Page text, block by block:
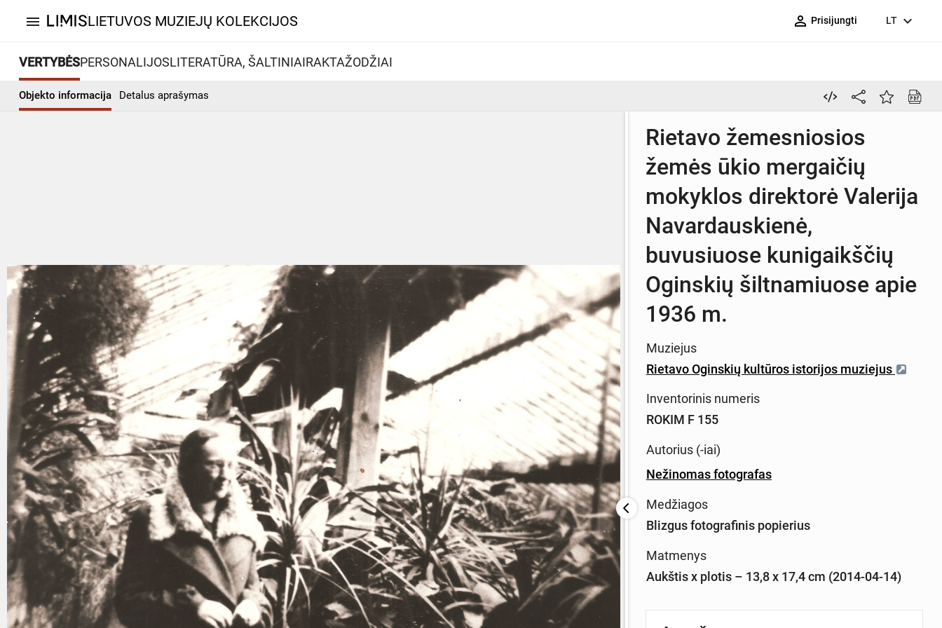
menu LIETUVOS MUZIEJŲ KOLEKCIJOS person_outline Prisijungti LT expand_more
VERTYBĖSPERSONALIJOSLITERATŪRA, ŠALTINIAIRAKTAŽODŽIAI
Objekto informacija Detalus aprašymas
Rietavo žemesniosios
žemės ūkio mergaičių
mokyklos direktorė Valerija
Navardauskienė,
buvusiuose kunigaikščių
Oginskių šiltnamiuose apie
1936 m.
Muziejus
Rietavo Oginskių kultūros istorijos muziejus
Inventorinis numeris
ROKIM F 155
Autorius (-iai)
Nežinomas fotografas
Medžiagos
Blizgus fotografinis popierius
Matmenys
Aukštis x plotis – 13,8 x 17,4 cm (2014-04-14)